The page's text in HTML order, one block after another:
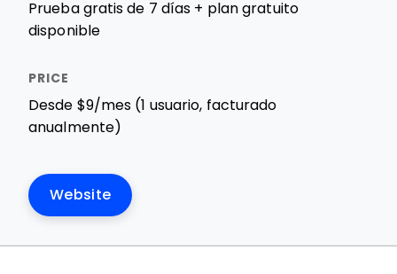
Prueba gratis de 7 días + plan gratuito
disponible
Desde $9/mes (1 usuario, facturado
anualmente)
Website